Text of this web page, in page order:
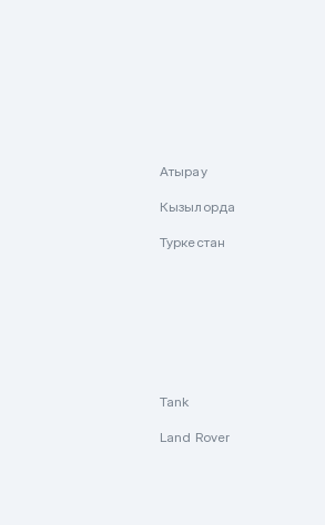
Атырау
Кызылорда
Туркестан
Tank
Land Rover